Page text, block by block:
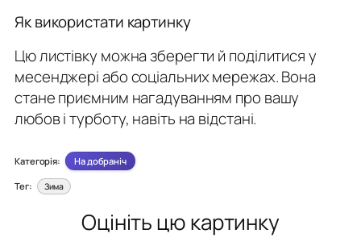
Як використати картинку
Цю листівку можна зберегти й поділитися у
месенджері або соціальних мережах. Вона
стане приємним нагадуванням про вашу
любов і турботу, навіть на відстані.
Категорія: На добраніч
Тег: Зима
Оцініть цю картинку